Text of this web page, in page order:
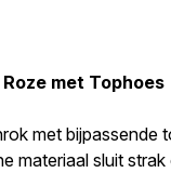
met Tophoes
met
materiaal sluit